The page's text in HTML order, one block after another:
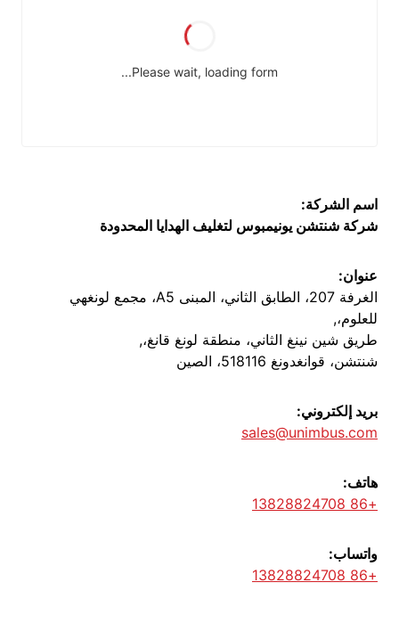
اسم الشركة:
شركة شنتشن يونيمبوس لتغليف الهدايا المحدودة
عنوان:
الغرفة 207، الطابق الثاني، المبنى A5، مجمع لونغهي
للعلوم،,
طريق شين نينغ الثاني، منطقة لونغ قانغ،,
شنتشن، قوانغدونغ 518116، الصين
بريد إلكتروني:
sales@unimbus.com
هاتف:
+86 13828824708
واتساب:
+86 13828824708